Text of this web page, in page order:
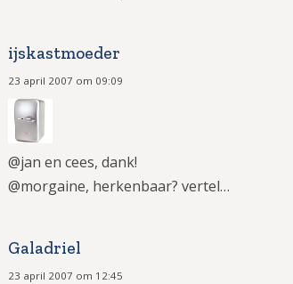
ijskastmoeder
23 april 2007 om 09:09
@jan en cees, dank!
@morgaine, herkenbaar? vertel…
Galadriel
23 april 2007 om 12:45